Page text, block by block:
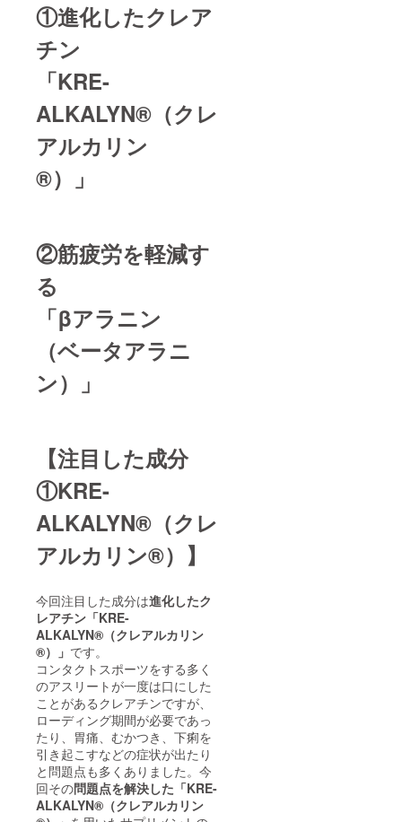
①進化したクレア
チン
「KRE-
ALKALYN®（クレ
アルカリン
®）」
②筋疲労を軽減す
る
「βアラニン
（ベータアラニ
ン）」
【注目した成分
①KRE-
ALKALYN®（クレ
アルカリン®）】
今回注目した成分は進化したク
レアチン 「KRE-
ALKALYN®（クレアルカリン
®）」 です。
コンタクトスポーツをする多く
のアスリートが一度は口にした
ことがあるクレアチンですが、
ローディング期間が必要であっ
たり、胃痛、むかつき、下痢を
引き起こすなどの症状が出たり
と問題点も多くありました。今
回その問題点を解決した「KRE-
ALKALYN®（クレアルカリン